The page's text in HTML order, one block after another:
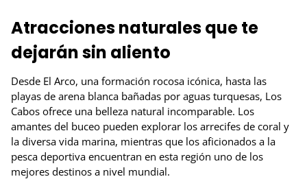
Atracciones naturales que te
dejarán sin aliento
Desde El Arco, una formación rocosa icónica, hasta las
playas de arena blanca bañadas por aguas turquesas, Los
Cabos ofrece una belleza natural incomparable. Los
amantes del buceo pueden explorar los arrecifes de coral y
la diversa vida marina, mientras que los aficionados a la
pesca deportiva encuentran en esta región uno de los
mejores destinos a nivel mundial.